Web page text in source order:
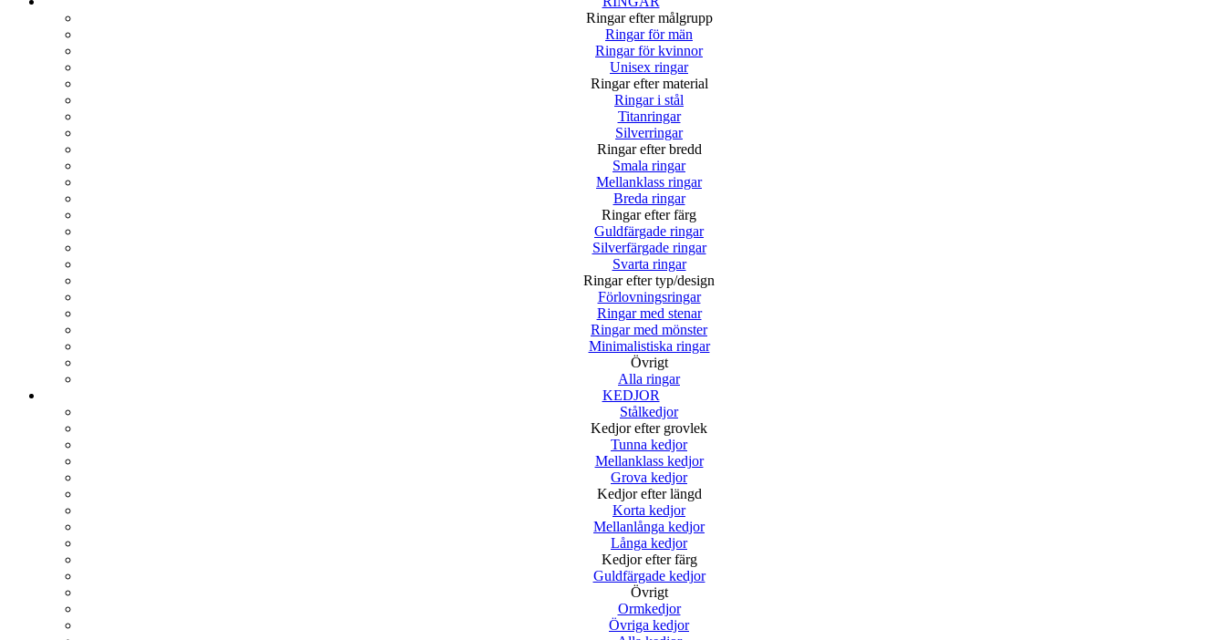
Ringar efter målgrupp
Ringar för män
Ringar för kvinnor
Unisex ringar
Ringar efter material
Ringar i stål
Titanringar
Silverringar
Ringar efter bredd
Smala ringar
Mellanklass ringar
Breda ringar
Ringar efter färg
Guldfärgade ringar
Silverfärgade ringar
Svarta ringar
Ringar efter typ/design
Förlovningsringar
Ringar med stenar
Ringar med mönster
Minimalistiska ringar
Övrigt
Alla ringar
KEDJOR
Stålkedjor
Kedjor efter grovlek
Tunna kedjor
Mellanklass kedjor
Grova kedjor
Kedjor efter längd
Korta kedjor
Mellanlånga kedjor
Långa kedjor
Kedjor efter färg
Guldfärgade kedjor
Övrigt
Ormkedjor
Övriga kedjor